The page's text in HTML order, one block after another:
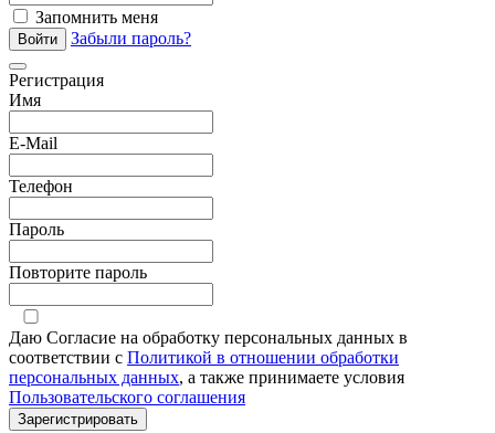
Запомнить меня
Войти Забыли пароль?
Регистрация
Имя
E-Mail
Телефон
Пароль
Повторите пароль
Даю Согласие на обработку персональных данных в
соответствии с Политикой в отношении обработки
персональных данных, а также принимаете условия
Пользовательского соглашения
Зарегистрировать